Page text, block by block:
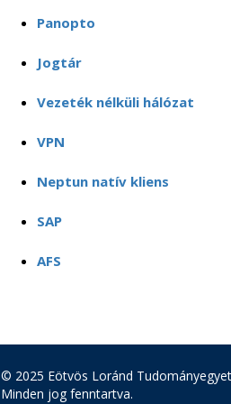
Panopto
Jogtár
Vezeték nélküli hálózat
VPN
Neptun natív kliens
SAP
AFS
© 2025 Eötvös Loránd
Minden jog fenntartva.